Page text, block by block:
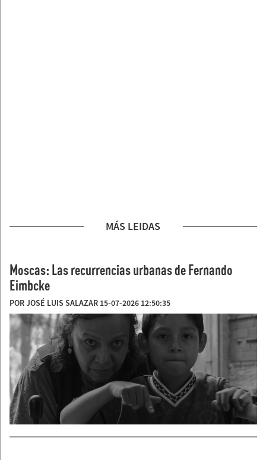
MÁS LEIDAS
Moscas: Las recurrencias urbanas de Fernando
Eimbcke
POR JOSÉ LUIS SALAZAR 15-07-2026 12:50:35